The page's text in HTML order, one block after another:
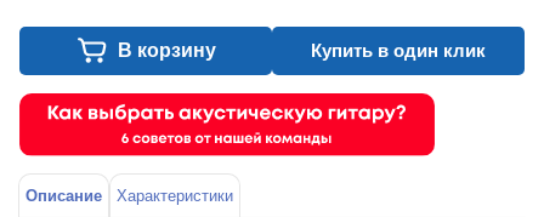
В корзину Купить в один клик
Описание Характеристики